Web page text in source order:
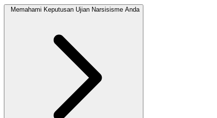
Memahami Keputusan Ujian Narsisisme Anda